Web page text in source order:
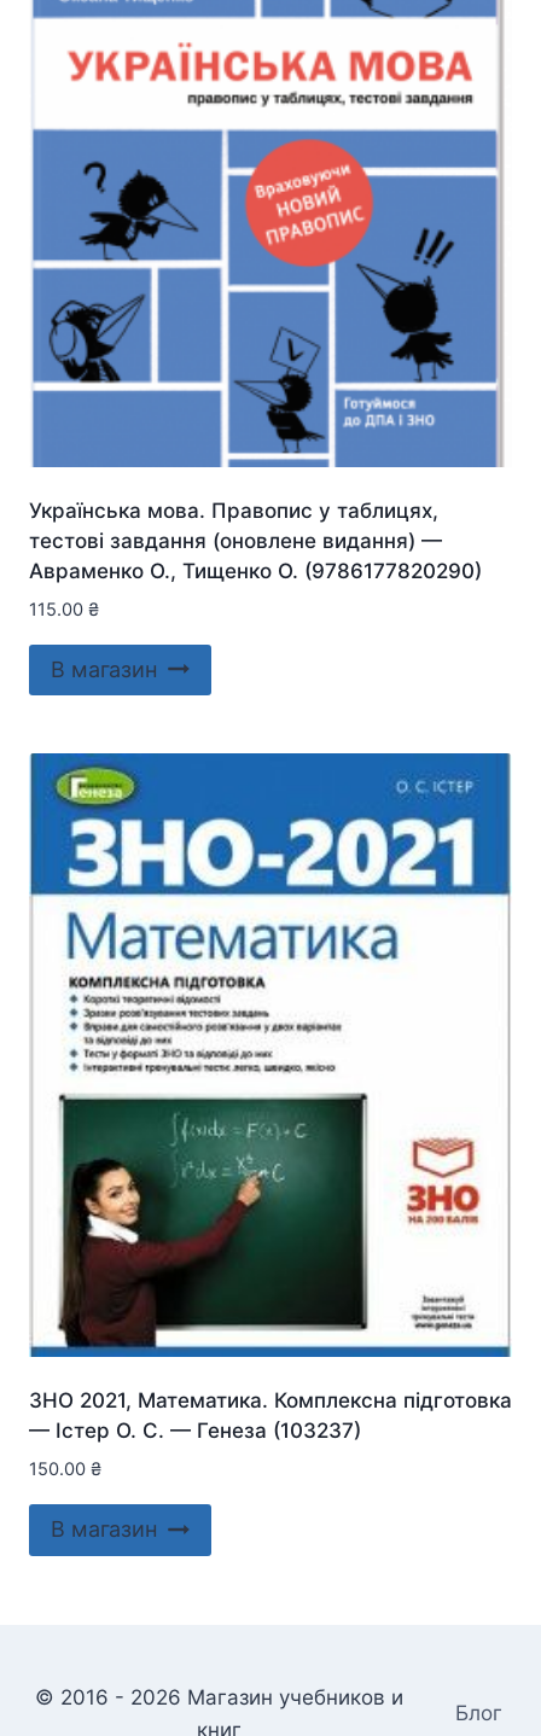
Українська мова. Правопис у таблицях,
тестові завдання (оновлене видання) —
Авраменко О., Тищенко О. (9786177820290)
115.00 ₴
В магазин
ЗНО 2021, Математика. Комплексна підготовка
— Істер О. С. — Генеза (103237)
150.00 ₴
В магазин
© 2016 - 2026 Магазин учебников и
книг
Блог